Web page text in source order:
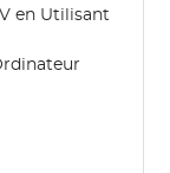
en Utilisant